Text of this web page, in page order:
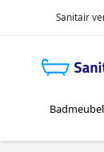
Sanitair